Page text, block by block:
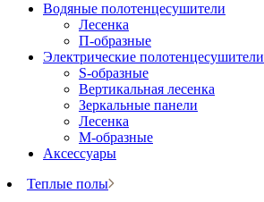
Водяные полотенцесушители
Лесенка
П-образные
Электрические полотенцесушители
S-образные
Вертикальная лесенка
Зеркальные панели
Лесенка
М-образные
Аксессуары
Теплые полы